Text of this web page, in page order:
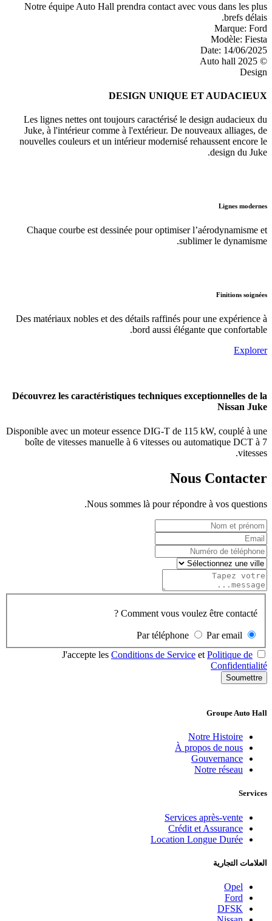
Notre équipe Auto Hall prendra contact avec vous dans les plus
brefs délais.
Marque: Ford
Modèle: Fiesta
Date: 14/06/2025
© 2025 Auto hall
Design
DESIGN UNIQUE ET AUDACIEUX
Les lignes nettes ont toujours caractérisé le design audacieux du
Juke, à l'intérieur comme à l'extérieur. De nouveaux alliages, de
nouvelles couleurs et un intérieur modernisé rehaussent encore le
design du Juke.
Lignes modernes
Chaque courbe est dessinée pour optimiser l’aérodynamisme et
sublimer le dynamisme.
Finitions soignées
Des matériaux nobles et des détails raffinés pour une expérience à
bord aussi élégante que confortable.
Explorer
Découvrez les caractéristiques techniques exceptionnelles de la
Nissan Juke
Disponible avec un moteur essence DIG-T de 115 kW, couplé à une
boîte de vitesses manuelle à 6 vitesses ou automatique DCT à 7
vitesses.
Nous Contacter
Nous sommes là pour répondre à vos questions.
Comment vous voulez être contacté ?
Par téléphone
Par email
J'accepte les Conditions de Service et Politique de
Confidentialité
Soumettre
Groupe Auto Hall
Notre Histoire
À propos de nous
Gouvernance
Notre réseau
Services
Services après-vente
Crédit et Assurance
Location Longue Durée
العلامات التجارية
Opel
Ford
DFSK